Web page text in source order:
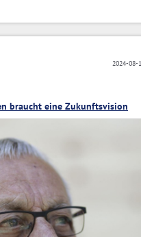
2024-08-
braucht eine Zukunftsvision